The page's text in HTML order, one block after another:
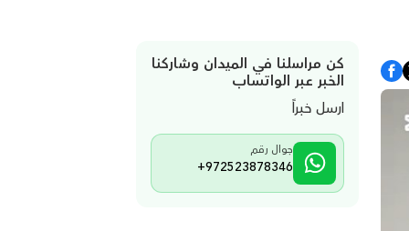
كن مراسلنا في الميدان وشاركنا
الخبر عبر الواتساب
ارسل خبراً
جوال رقم
+972523878346